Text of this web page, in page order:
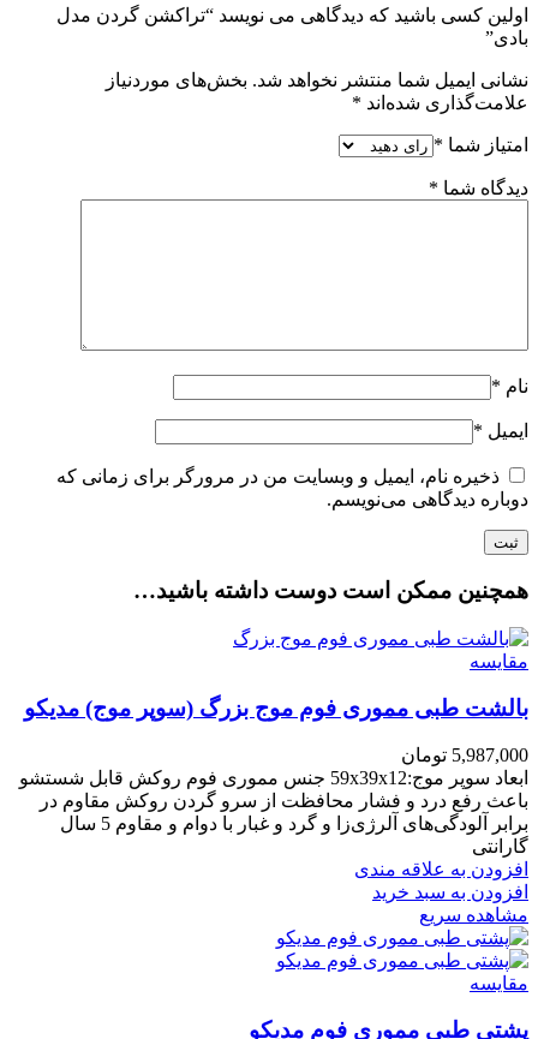
اولین کسی باشید که دیدگاهی می نویسد “تراکشن گردن مدل
بادی”
نشانی ایمیل شما منتشر نخواهد شد. بخش‌های موردنیاز
علامت‌گذاری شده‌اند *
امتیاز شما *
دیدگاه شما *
نام *
ایمیل *
ذخیره نام، ایمیل و وبسایت من در مرورگر برای زمانی که
دوباره دیدگاهی می‌نویسم.
همچنین ممکن است دوست داشته باشید…
مقایسه
بالشت طبی مموری فوم موج بزرگ (سوپر موج) مدیکو
5,987,000 تومان
ابعاد سوپر موج:59x39x12 جنس مموری فوم روکش قابل شستشو
باعث رفع درد و فشار محافظت از سرو گردن روکش مقاوم در
برابر آلودگی‌های آلرژی‌زا و گرد و غبار با دوام و مقاوم 5 سال
گارانتی
افزودن به علاقه مندی
افزودن به سبد خرید
مشاهده سریع
مقایسه
پشتی طبی مموری فوم مدیکو